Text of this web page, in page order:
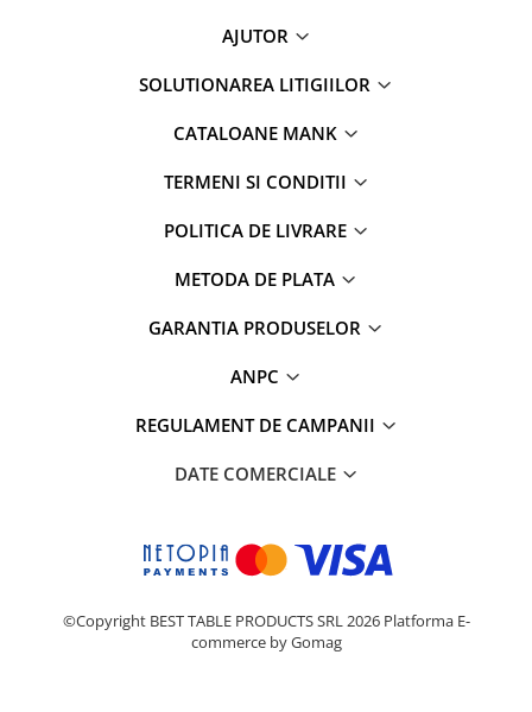
AJUTOR
SOLUTIONAREA LITIGIILOR
CATALOANE MANK
TERMENI SI CONDITII
POLITICA DE LIVRARE
METODA DE PLATA
GARANTIA PRODUSELOR
ANPC
REGULAMENT DE CAMPANII
DATE COMERCIALE
©Copyright BEST TABLE PRODUCTS SRL 2026 Platforma E-
commerce by Gomag